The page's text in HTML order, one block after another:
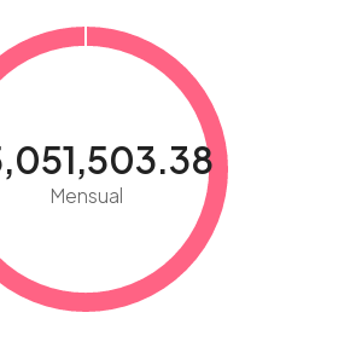
Mensual